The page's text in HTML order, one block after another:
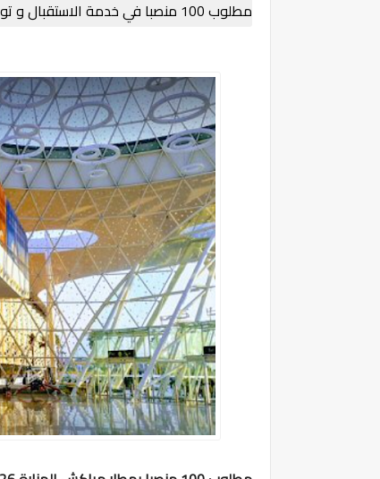
مطلوب 100 منصبا في خدمة الاستقبال و توجيه المسافرين بمطار مراكش المنارة